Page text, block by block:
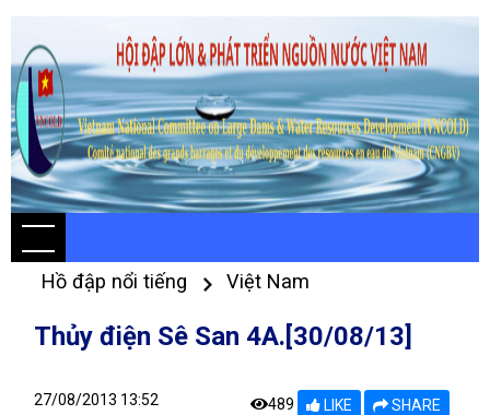
Hồ đập nổi tiếng Việt Nam
Thủy điện Sê San 4A.[30/08/13]
27/08/2013 13:52 489 LIKE SHARE